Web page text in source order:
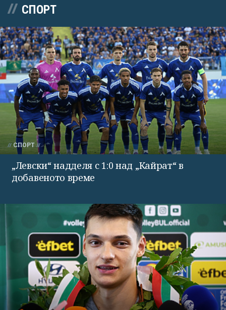
СПОРТ
СПОРТ
„Левски“ надделя с 1:0 над „Кайрат“ в
добавеното време